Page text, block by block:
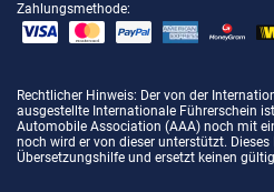
Zahlungsmethode:
Rechtlicher Hinweis: Der von der
ausgestellte Internationale Führerschein
Automobile Association (AAA) noch mit
noch wird er von dieser unterstützt.
Übersetzungshilfe und ersetzt keinen